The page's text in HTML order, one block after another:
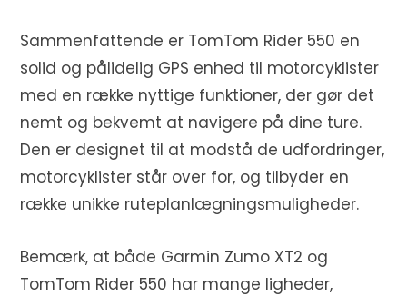
Sammenfattende er TomTom Rider 550 en
solid og pålidelig GPS enhed til motorcyklister
med en række nyttige funktioner, der gør det
nemt og bekvemt at navigere på dine ture.
Den er designet til at modstå de udfordringer,
motorcyklister står over for, og tilbyder en
række unikke ruteplanlægningsmuligheder.
Bemærk, at både Garmin Zumo XT2 og
TomTom Rider 550 har mange ligheder,